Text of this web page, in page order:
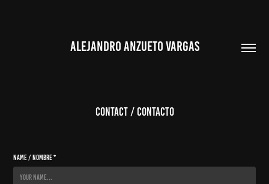
ALEJANDRO ANZUETO VARGAS
Contact / Contacto
Name / Nombre *